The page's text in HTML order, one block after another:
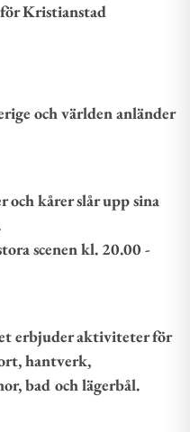
Kristianstad
och världen anländer
och kårer slår upp sina
scenen kl. 20.00 -
erbjuder aktiviteter för
hantverk,
bad och lägerbål.